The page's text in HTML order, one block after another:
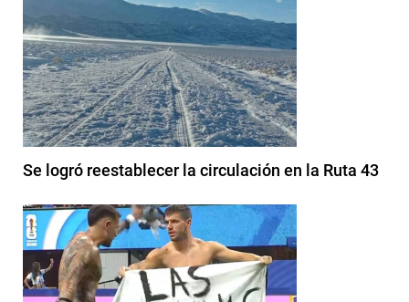
Se logró reestablecer la circulación en la Ruta 43